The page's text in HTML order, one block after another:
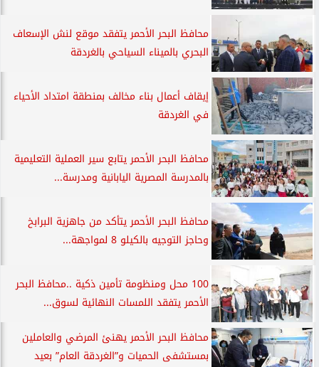
محافظ البحر الأحمر يتفقد موقع لنش الإسعاف
البحري بالميناء السياحي بالغردقة
إيقاف أعمال بناء مخالف بمنطقة امتداد الأحياء
في الغردقة
محافظ البحر الأحمر يتابع سير العملية التعليمية
بالمدرسة المصرية اليابانية ومدرسة...
محافظ البحر الأحمر يتأكد من جاهزية البرابخ
وحاجز التوجيه بالكيلو 8 لمواجهة...
100 محل ومنظومة تأمين ذكية ..محافظ البحر
الأحمر يتفقد اللمسات النهائية لسوق...
محافظ البحر الأحمر يهنئ المرضي والعاملين
بمستشفى الحميات و”الغردقة العام” بعيد